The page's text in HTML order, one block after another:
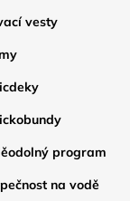
vesty
program
na vodě